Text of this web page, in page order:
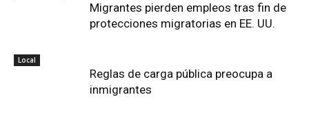
Migrantes pierden empleos tras fin de
protecciones migratorias en EE. UU.
Local
Reglas de carga pública preocupa a
inmigrantes